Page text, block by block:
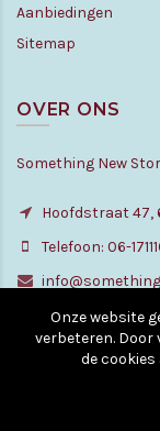
Aanbiedingen
Sitemap
OVER ONS
Something New
Hoofdstraat 47,
Telefoon: 06-
©
Onze website
verbeteren. Door
de